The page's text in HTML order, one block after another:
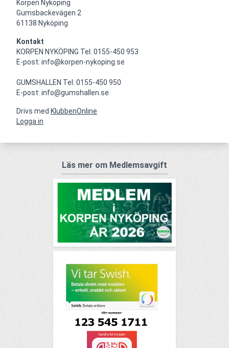
Korpen Nyköping
Gumsbackevägen 2
61138 Nyköping
Kontakt
KORPEN NYKÖPING Tel: 0155-450 953
E-post: info@korpen-nykoping.se
GUMSHALLEN Tel: 0155-450 950
E-post: info@gumshallen.se
Drivs med KlubbenOnline
Logga in
Läs mer om Medlemsavgift